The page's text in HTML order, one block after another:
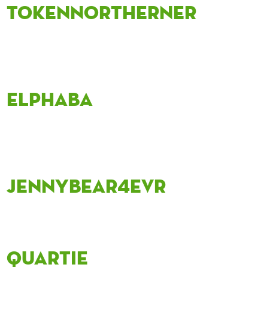
tokennortherner
elphaba
jennybear4evr
Quartie